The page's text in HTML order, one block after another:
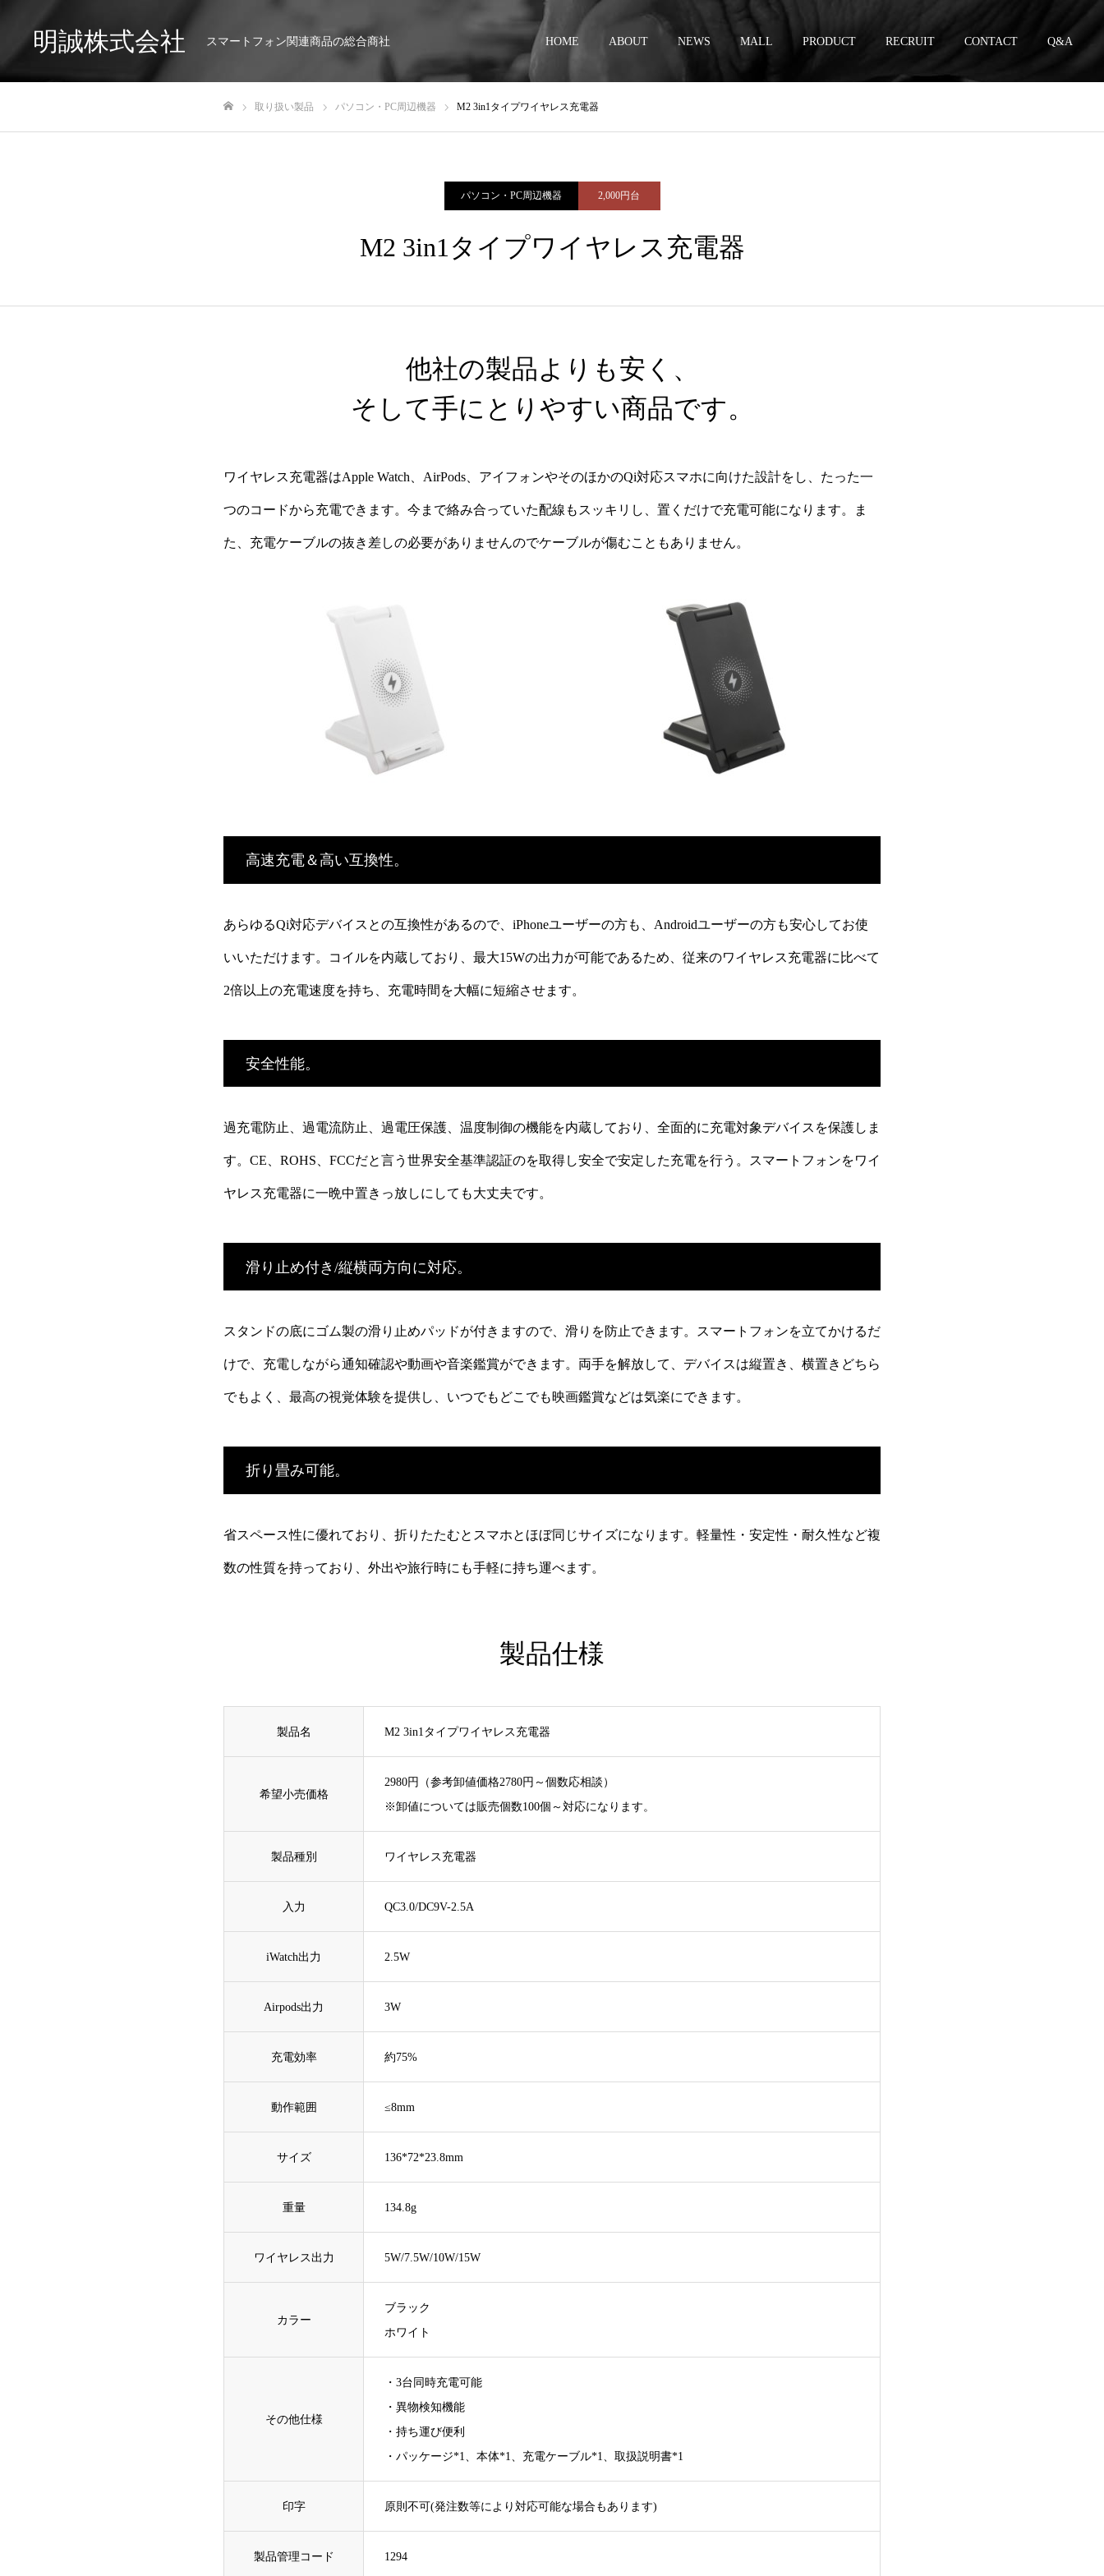
明誠株式会社 スマートフォン関連商品の総合商社 HOME ABOUT NEWS MALL PRODUCT RECRUIT CONTACT Q&A
取り扱い製品 パソコン・PC周辺機器 M2 3in1タイプワイヤレス充電器
パソコン・PC周辺機器 2,000円台
M2 3in1タイプワイヤレス充電器
他社の製品よりも安く、
そして手にとりやすい商品です。
ワイヤレス充電器はApple Watch、AirPods、アイフォンやそのほかのQi対応スマホに向けた設計をし、たった一
つのコードから充電できます。今まで絡み合っていた配線もスッキリし、置くだけで充電可能になります。ま
た、充電ケーブルの抜き差しの必要がありませんのでケーブルが傷むこともありません。
高速充電＆高い互換性。
あらゆるQi対応デバイスとの互換性があるので、iPhoneユーザーの方も、Androidユーザーの方も安心してお使
いいただけます。コイルを内蔵しており、最大15Wの出力が可能であるため、従来のワイヤレス充電器に比べて
2倍以上の充電速度を持ち、充電時間を大幅に短縮させます。
安全性能。
過充電防止、過電流防止、過電圧保護、温度制御の機能を内蔵しており、全面的に充電対象デバイスを保護しま
す。CE、ROHS、FCCだと言う世界安全基準認証のを取得し安全で安定した充電を行う。スマートフォンをワイ
ヤレス充電器に一晩中置きっ放しにしても大丈夫です。
滑り止め付き/縦横両方向に対応。
スタンドの底にゴム製の滑り止めパッドが付きますので、滑りを防止できます。スマートフォンを立てかけるだ
けで、充電しながら通知確認や動画や音楽鑑賞ができます。両手を解放して、デバイスは縦置き、横置きどちら
でもよく、最高の視覚体験を提供し、いつでもどこでも映画鑑賞などは気楽にできます。
折り畳み可能。
省スペース性に優れており、折りたたむとスマホとほぼ同じサイズになります。軽量性・安定性・耐久性など複
数の性質を持っており、外出や旅行時にも手軽に持ち運べます。
製品仕様
製品名 M2 3in1タイプワイヤレス充電器
希望小売価格
2980円（参考卸値価格2780円～個数応相談）
※卸値については販売個数100個～対応になります。
製品種別 ワイヤレス充電器
入力 QC3.0/DC9V-2.5A
iWatch出力 2.5W
Airpods出力 3W
充電効率 約75%
動作範囲 ≤8mm
サイズ 136*72*23.8mm
重量 134.8g
ワイヤレス出力 5W/7.5W/10W/15W
カラー
ブラック
ホワイト
その他仕様
・3台同時充電可能
・異物検知機能
・持ち運び便利
・パッケージ*1、本体*1、充電ケーブル*1、取扱説明書*1
印字 原則不可(発注数等により対応可能な場合もあります)
製品管理コード 1294